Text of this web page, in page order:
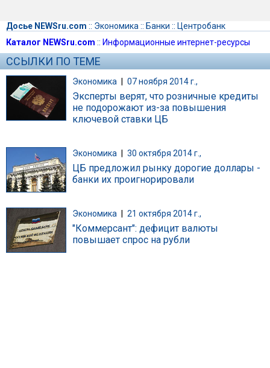
Досье NEWSru.com :: Экономика :: Банки :: Центробанк
Каталог NEWSru.com :: Информационные интернет-ресурсы
ССЫЛКИ ПО ТЕМЕ
Экономика | 07 ноября 2014 г.,
Эксперты верят, что розничные кредиты
не подорожают из-за повышения
ключевой ставки ЦБ
Экономика 30 октября 2014 г.,
ЦБ предложил рынку дорогие доллары -
банки их проигнорировали
Экономика 21 октября 2014 г.,
"Коммерсант": дефицит валюты
повышает спрос на рубли